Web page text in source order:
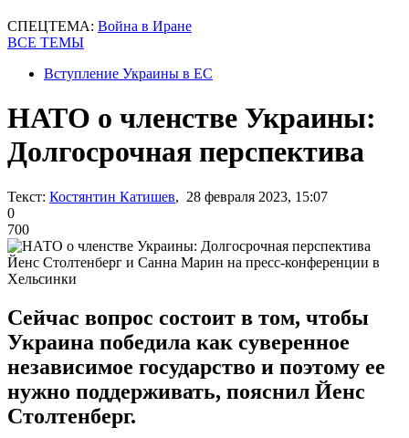
СПЕЦТЕМА: Война в Иране
ВСЕ ТЕМЫ
Вступление Украины в ЕС
НАТО о членстве Украины:
Долгосрочная перспектива
Текст: Костянтин Катишев, 28 февраля 2023, 15:07
0
700
Йенс Столтенберг и Санна Марин на пресс-конференции в
Хельсинки
Сейчас вопрос состоит в том, чтобы
Украина победила как суверенное
независимое государство и поэтому ее
нужно поддерживать, пояснил Йенс
Столтенберг.